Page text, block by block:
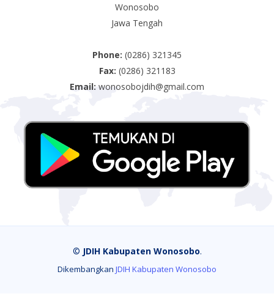
Wonosobo
Jawa Tengah
Phone: (0286) 321345
Fax: (0286) 321183
Email: wonosobojdih@gmail.com
© JDIH Kabupaten Wonosobo.
Dikembangkan JDIH Kabupaten Wonosobo